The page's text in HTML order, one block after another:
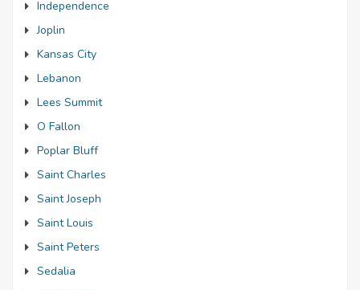
Independence
Joplin
Kansas City
Lebanon
Lees Summit
O Fallon
Poplar Bluff
Saint Charles
Saint Joseph
Saint Louis
Saint Peters
Sedalia